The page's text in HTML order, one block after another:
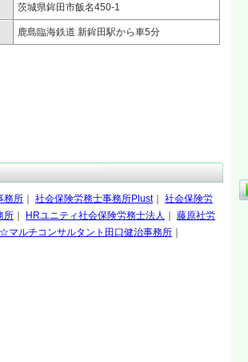
茨城県鉾田市飯名450-1
鹿島臨海鉄道 新鉾田駅から車5分
務所 社会保険労務士事務所Plust｜ 社会保険労
所 HRユニティ社会保険労務士法人
藤原社労
マルチコンサルタント田口健治事務所